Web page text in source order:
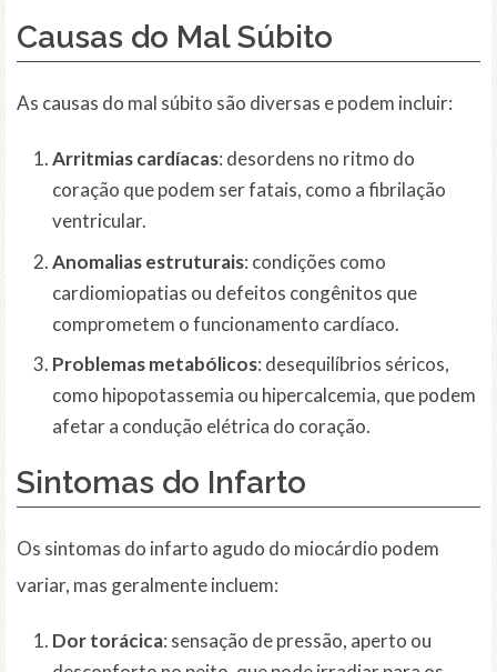
Causas do Mal Súbito
As causas do mal súbito são diversas e podem incluir:
Arritmias cardíacas: desordens no ritmo do
coração que podem ser fatais, como a fibrilação
ventricular.
Anomalias estruturais: condições como
cardiomiopatias ou defeitos congênitos que
comprometem o funcionamento cardíaco.
Problemas metabólicos: desequilíbrios séricos,
como hipopotassemia ou hipercalcemia, que podem
afetar a condução elétrica do coração.
Sintomas do Infarto
Os sintomas do infarto agudo do miocárdio podem
variar, mas geralmente incluem:
Dor torácica: sensação de pressão, aperto ou